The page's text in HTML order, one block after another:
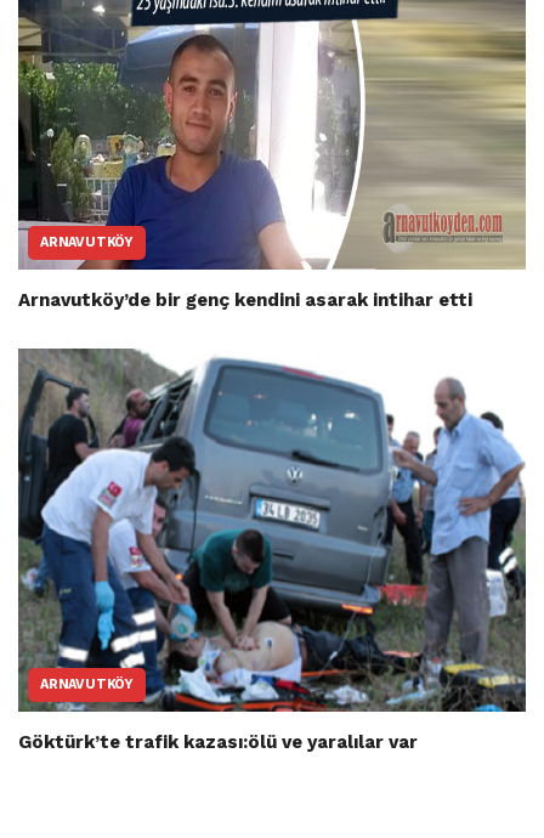
ARNAVUTKÖY
Arnavutköy’de bir genç kendini asarak intihar etti
ARNAVUTKÖY
Göktürk’te trafik kazası:ölü ve yaralılar var